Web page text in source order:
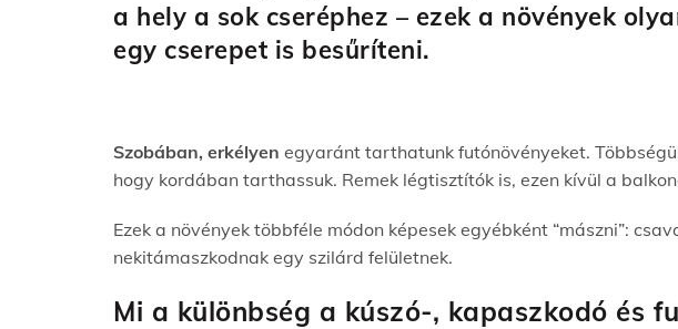
a hely a sok cseréphez – ezek a növények
egy cserepet is besűríteni.
Szobában, erkélyen egyaránt tarthatunk futónövényeket.
hogy kordában tarthassuk. Remek légtisztítók is, ezen kívül a
Ezek a növények többféle módon képesek egyébként “mászni”:
nekitámaszkodnak egy szilárd felületnek.
Mi a különbség a kúszó-, kapaszkodó és